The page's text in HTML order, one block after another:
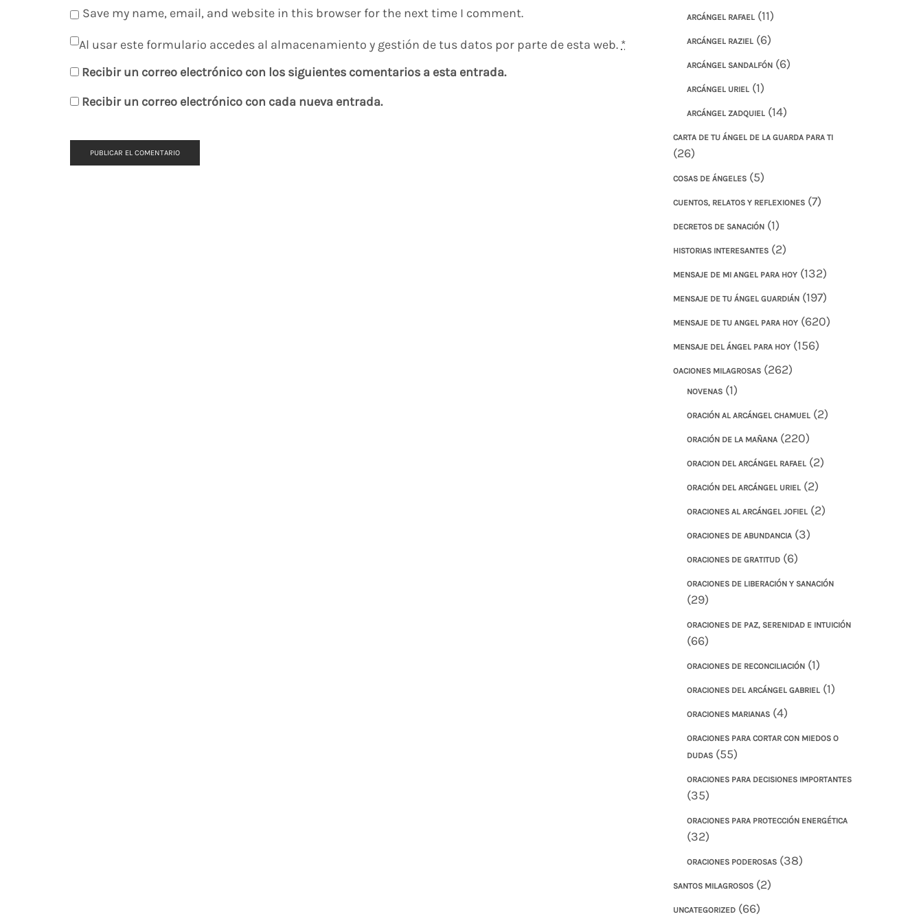
Save my name, email, and website in this browser for the next time I comment.
Al usar este formulario accedes al almacenamiento y gestión de tus datos por parte de esta web. *
Recibir un correo electrónico con los siguientes comentarios a esta entrada.
Recibir un correo electrónico con cada nueva entrada.
ARCÁNGEL RAFAEL(11)
ARCÁNGEL RAZIEL(6)
ARCÁNGEL SANDALFÓN(6)
ARCÁNGEL URIEL(1)
ARCÁNGEL ZADQUIEL(14)
CARTA DE TU ÁNGEL DE LA GUARDA PARA TI
(26)
COSAS DE ÁNGELES(5)
CUENTOS, RELATOS Y REFLEXIONES(7)
DECRETOS DE SANACIÓN(1)
HISTORIAS INTERESANTES(2)
MENSAJE DE MI ANGEL PARA HOY(132)
MENSAJE DE TU ÁNGEL GUARDIÁN(197)
MENSAJE DE TU ANGEL PARA HOY(620)
MENSAJE DEL ÁNGEL PARA HOY(156)
OACIONES MILAGROSAS(262)
NOVENAS(1)
ORACIÓN AL ARCÁNGEL CHAMUEL(2)
ORACIÓN DE LA MAÑANA(220)
ORACION DEL ARCÁNGEL RAFAEL(2)
ORACIÓN DEL ARCÁNGEL URIEL(2)
ORACIONES AL ARCÁNGEL JOFIEL(2)
ORACIONES DE ABUNDANCIA(3)
ORACIONES DE GRATITUD(6)
ORACIONES DE LIBERACIÓN Y SANACIÓN
(29)
ORACIONES DE PAZ, SERENIDAD E INTUICIÓN
(66)
ORACIONES DE RECONCILIACIÓN(1)
ORACIONES DEL ARCÁNGEL GABRIEL(1)
ORACIONES MARIANAS(4)
ORACIONES PARA CORTAR CON MIEDOS O
DUDAS(55)
ORACIONES PARA DECISIONES IMPORTANTES
(35)
ORACIONES PARA PROTECCIÓN ENERGÉTICA
(32)
ORACIONES PODEROSAS(38)
SANTOS MILAGROSOS(2)
UNCATEGORIZED(66)